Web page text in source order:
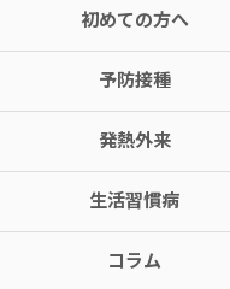
初めての方へ
予防接種
発熱外来
生活習慣病
コラム